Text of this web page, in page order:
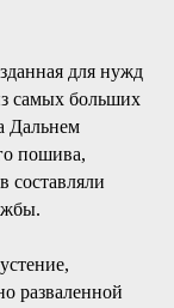
для нужд
самых больших
Дальнем
пошива,
составляли
разваленной